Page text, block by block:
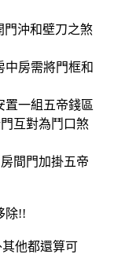
門沖和壁刀之煞
中房需將門框和
置一組五帝錢區
互對為鬥口煞
間門加掛五帝
除!!
他都還算可